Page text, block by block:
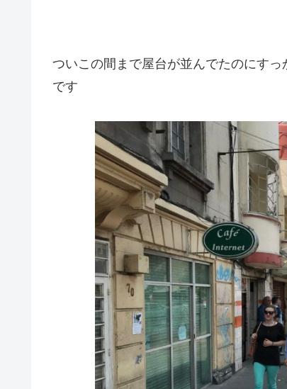
ついこの間まで屋台が並んでたのにす
です